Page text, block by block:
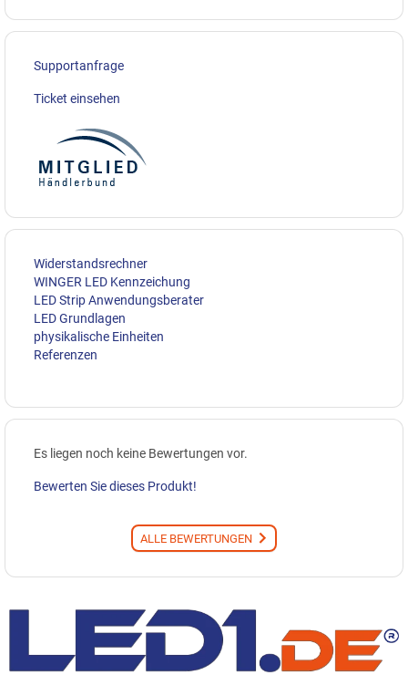
Supportanfrage
Ticket einsehen
Widerstandsrechner
WINGER LED Kennzeichung
LED Strip Anwendungsberater
LED Grundlagen
physikalische Einheiten
Referenzen
Es liegen noch keine Bewertungen vor.
Bewerten Sie dieses Produkt!
ALLE BEWERTUNGEN